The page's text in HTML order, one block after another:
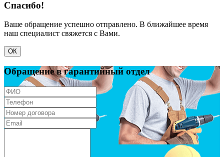
Спасибо!
Ваше обращение успешно отправлено. В ближайшее время
наш специалист свяжется с Вами.
ОК
Обращение в гарантийный отдел